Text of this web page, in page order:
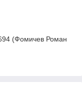
(Фомичев Роман